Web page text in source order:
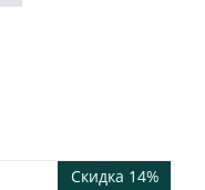
Скидка 14%